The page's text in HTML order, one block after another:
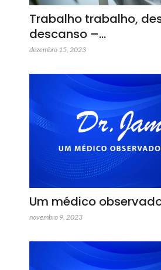
Trabalho trabalho,
descanso –…
dezembro 15, 2023
Um médico
novembro 9, 2023